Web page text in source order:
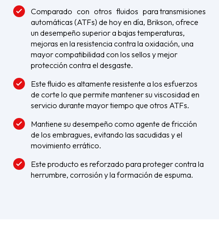
Comparado con otros fluidos para transmisiones
automáticas (ATFs) de hoy en día, Brikson, ofrece
un desempeño superior a bajas temperaturas,
mejoras en la resistencia contra la oxidación, una
mayor compatibilidad con los sellos y mejor
protección contra el desgaste.
Este fluido es altamente resistente a los esfuerzos
de corte lo que permite mantener su viscosidad en
servicio durante mayor tiempo que otros ATFs.
Mantiene su desempeño como agente de fricción
de los embragues, evitando las sacudidas y el
movimiento errático.
Este producto es reforzado para proteger contra la
herrumbre, corrosión y la formación de espuma.